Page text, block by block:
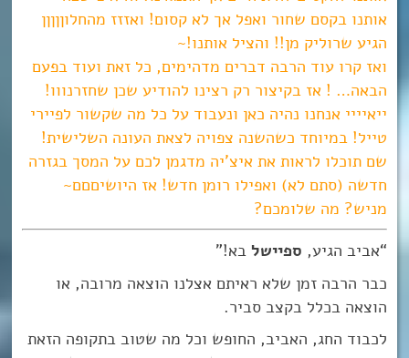
אותנו בקסם שחור ואפל אך לא קסום! ואזזז מהחלוןןןןן
הגיע שרוליק מן!! והציל אותנו!~
ואז קרו עוד הרבה דברים מדהימים, כל זאת ועוד בפעם
הבאה… ! אז בקיצור רק רצינו להודיע שכן שחזרנווו!
ייאיייי אנחנו נהיה כאן ונעבוד על כל מה שקשור לפיירי
טייל! במיוחד כשהשנה צפויה לצאת העונה השלישית!
שם תוכלו לראות את איצ’יה מדגמן לכם על המסך בגזרה
חדשה (סתם לא) ואפילו רומן חדש! אז היושיםםם~
מניש? מה שלומכם?
“אביב הגיע, ספיישל בא!”
כבר הרבה זמן שלא ראיתם אצלנו הוצאה מרובה, או
הוצאה בכלל בקצב סביר.
לכבוד החג, האביב, החופש וכל מה שטוב בתקופה הזאת